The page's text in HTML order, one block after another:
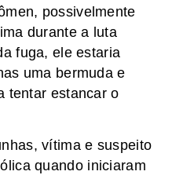
possivelmente
durante a luta
fuga, ele estaria
uma bermuda e
tentar estancar o
vítima e suspeito
quando iniciaram